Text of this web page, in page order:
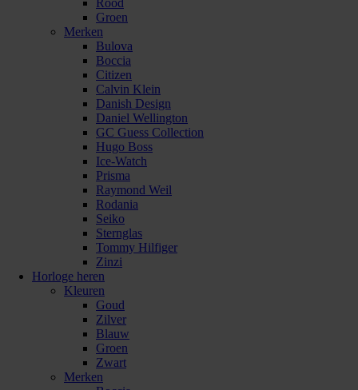
Rood
Groen
Merken
Bulova
Boccia
Citizen
Calvin Klein
Danish Design
Daniel Wellington
GC Guess Collection
Hugo Boss
Ice-Watch
Prisma
Raymond Weil
Rodania
Seiko
Sternglas
Tommy Hilfiger
Zinzi
Horloge heren
Kleuren
Goud
Zilver
Blauw
Groen
Zwart
Merken